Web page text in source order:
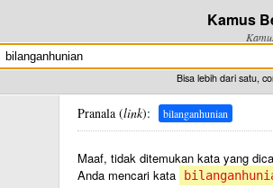
Kamus
Bisa lebih dari satu,
Pranala (link): bilanganhunian
Maaf, tidak ditemukan kata yang
Anda mencari kata